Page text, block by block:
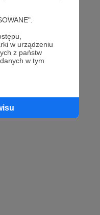
w urządzeniu
z państw
w tym